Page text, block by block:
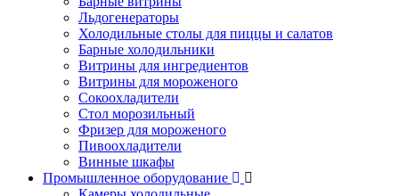
Льдогенераторы
Холодильные столы для пиццы и салатов
Барные холодильники
Витрины для ингредиентов
Витрины для мороженого
Сокоохладители
Стол морозильный
Фризер для мороженого
Пивоохладители
Винные шкафы
Промышленное оборудование